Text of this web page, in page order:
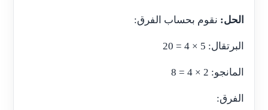
الحل:نقوم بحساب الفرق:
البرتقال: 5 × 4 = 20
المانجو: 2 × 4 = 8
الفرق: